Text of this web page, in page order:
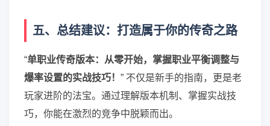
五、总结建议：打造属于你的传奇之路
“单职业传奇版本：从零开始，掌握职业平衡调整与
爆率设置的实战技巧！ ” 不仅是新手的指南，更是老
玩家进阶的法宝。通过理解版本机制、掌握实战技
巧，你能在激烈的竞争中脱颖而出。